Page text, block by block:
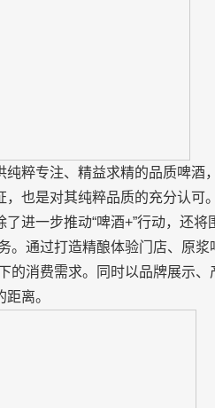
粹专注、精益求精的品质啤酒
也是对其纯粹品质的充分认可。
进一步推动“啤酒+”行动，还将
。通过打造精酿体验门店、原浆
的消费需求。同时以品牌展示、
离。